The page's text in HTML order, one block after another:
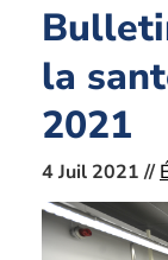
la
2021
4 Juil 2021 //